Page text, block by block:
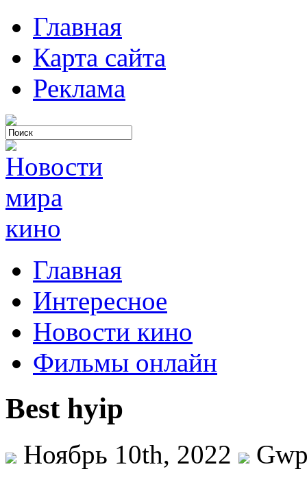
Главная
Карта сайта
Реклама
Главная
Интересное
Новости кино
Фильмы онлайн
Best hyip
Ноябрь 10th, 2022